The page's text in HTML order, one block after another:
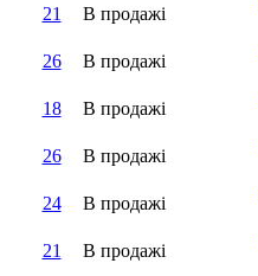
21 В продажi
26 В продажi
18 В продажi
26 В продажi
24 В продажi
21 В продажi